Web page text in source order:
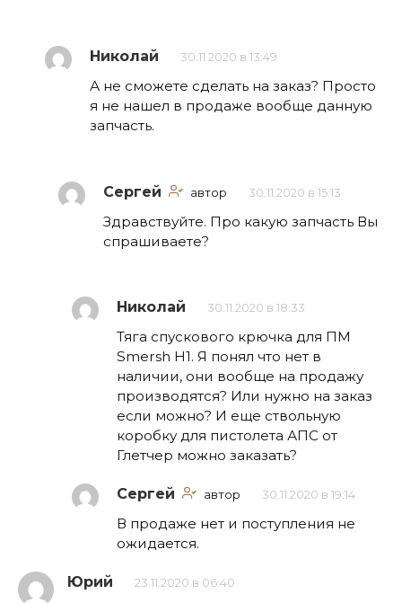
Николай 30.11.2020 в 13:49
А не сможете сделать на заказ? Просто
я не нашел в продаже вообще данную
запчасть.
Сергей автор 30.11.2020 в 15:13
Здравствуйте. Про какую запчасть Вы
спрашиваете?
Николай 30.11.2020 в 18:33
Тяга спускового крючка для ПМ
Smersh H1. Я понял что нет в
наличии, они вообще на продажу
производятся? Или нужно на заказ
если можно? И еще ствольную
коробку для пистолета АПС от
Глетчер можно заказать?
Сергей автор 30.11.2020 в 19:14
В продаже нет и поступления не
ожидается.
Юрий 23.11.2020 в 06:40